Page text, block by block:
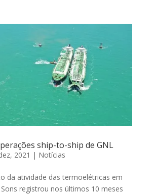
ship-to-ship de GNL
2021 | Notícias
da atividade das termoelétricas em
registrou nos últimos 10 meses